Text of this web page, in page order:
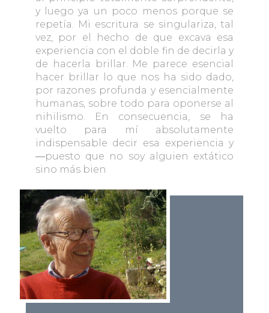
y luego ya un poco menos porque se
repetía. Mi escritura se singulariza, tal
vez, por el hecho de que excava esa
experiencia con el doble fin de decirla y
de hacerla brillar. Me parece esencial
hacer brillar lo que nos ha sido dado,
por razones profunda y esencialmente
humanas, sobre todo para oponerse al
nihilismo. En consecuencia, se ha
vuelto para mí absolutamente
indispensable decir esa experiencia y
―puesto que no soy alguien extático
sino más bien